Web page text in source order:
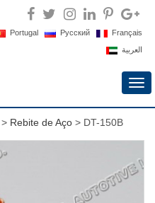
Portugal Русский
Français
العربية
> Rebite de Aço > DT-150B